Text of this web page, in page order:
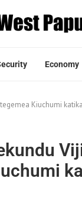
Economy
Kiuchumi